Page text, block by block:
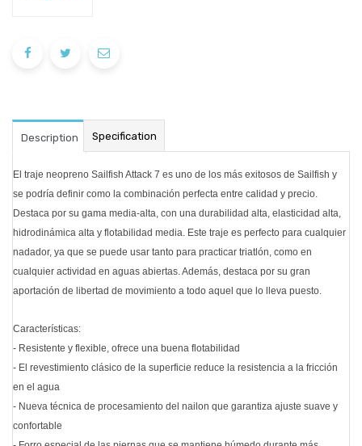
Description Specification
El traje neopreno Sailfish Attack 7 es uno de los más exitosos de Sailfish y
se podría definir como la combinación perfecta entre calidad y precio.
Destaca por su gama media-alta, con una durabilidad alta, elasticidad alta,
hidrodinámica alta y flotabilidad media. Este traje es perfecto para cualquier
nadador, ya que se puede usar tanto para practicar triatlón, como en
cualquier actividad en aguas abiertas. Además, destaca por su gran
aportación de libertad de movimiento a todo aquel que lo lleva puesto.
Características:
- Resistente y flexible, ofrece una buena flotabilidad
- El revestimiento clásico de la superficie reduce la resistencia a la fricción
en el agua
- Nueva técnica de procesamiento del nailon que garantiza ajuste suave y
confortable